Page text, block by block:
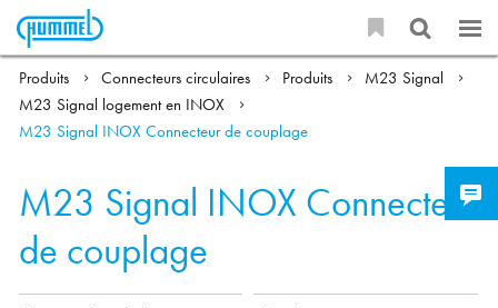
Produits Connecteurs circulaires Produits
M23 Signal
M23 Signal logement en INOX
M23 Signal INOX Connecteur de couplage
M23 Signal INOX Connecteur
de couplage